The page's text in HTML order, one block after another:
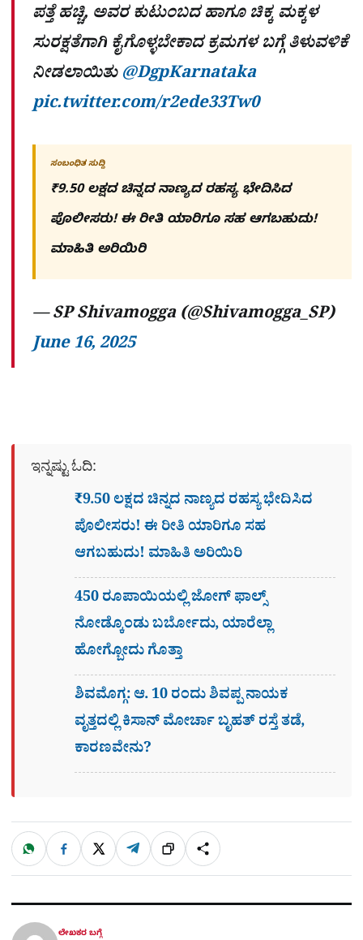
ಪತ್ತೆ ಹಚ್ಚಿ, ಅವರ ಕುಟುಂಬದ ಹಾಗೂ ಚಿಕ್ಕ ಮಕ್ಕಳ
ಸುರಕ್ಷತೆಗಾಗಿ ಕೈಗೊಳ್ಳಬೇಕಾದ ಕ್ರಮಗಳ ಬಗ್ಗೆ ತಿಳುವಳಿಕೆ
ನೀಡಲಾಯಿತು@DgpKarnataka
pic.twitter.com/r2ede33Tw0
ಸಂಬಂಧಿತ ಸುದ್ದಿ
₹9.50 ಲಕ್ಷದ ಚಿನ್ನದ ನಾಣ್ಯದ ರಹಸ್ಯ ಭೇದಿಸಿದ
ಪೊಲೀಸರು! ಈ ರೀತಿ ಯಾರಿಗೂ ಸಹ ಆಗಬಹುದು!
ಮಾಹಿತಿ ಅರಿಯಿರಿ
— SP Shivamogga (@Shivamogga_SP)
June 16, 2025
ಇನ್ನಷ್ಟು ಓದಿ:
₹9.50 ಲಕ್ಷದ ಚಿನ್ನದ ನಾಣ್ಯದ ರಹಸ್ಯ ಭೇದಿಸಿದ
ಪೊಲೀಸರು! ಈ ರೀತಿ ಯಾರಿಗೂ ಸಹ
ಆಗಬಹುದು! ಮಾಹಿತಿ ಅರಿಯಿರಿ
450 ರೂಪಾಯಿಯಲ್ಲಿ ಜೋಗ್​ ಫಾಲ್ಸ್​
ನೋಡ್ಕೊಂಡು ಬರ್ಬೋದು, ಯಾರೆಲ್ಲಾ
ಹೋಗ್ಬೋದು ಗೊತ್ತಾ
ಶಿವಮೊಗ್ಗ: ಆ. 10 ರಂದು ಶಿವಪ್ಪ ನಾಯಕ
ವೃತ್ತದಲ್ಲಿ ಕಿಸಾನ್ ಮೋರ್ಚಾ ಬೃಹತ್ ರಸ್ತೆ ತಡೆ,
ಕಾರಣವೇನು?
ಹಂಚಿಕೊಳ್ಳಿ
W
a
t
p
p
F
c
e
o
k
X T
l
e
a
m
ಲಿಂ
ಕ್
S
h
a
ಲೇಖಕರ ಬಗ್ಗೆ